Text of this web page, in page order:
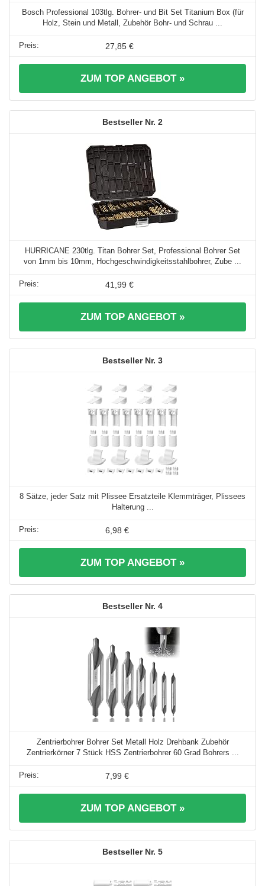
Bosch Professional 103tlg. Bohrer- und Bit Set Titanium Box (für
Holz, Stein und Metall, Zubehör Bohr- und Schrau ...
27,85 €
ZUM TOP ANGEBOT »
2
HURRICANE 230tlg. Titan Bohrer Set, Professional Bohrer Set
von 1mm bis 10mm, Hochgeschwindigkeitsstahlbohrer, Zube ...
41,99 €
ZUM TOP ANGEBOT »
3
8 Sätze, jeder Satz mit Plissee Ersatzteile Klemmträger, Plissees
Halterung ...
6,98 €
ZUM TOP ANGEBOT »
4
Zentrierbohrer Bohrer Set Metall Holz Drehbank Zubehör
Zentrierkörner 7 Stück HSS Zentrierbohrer 60 Grad Bohrers ...
7,99 €
ZUM TOP ANGEBOT »
5